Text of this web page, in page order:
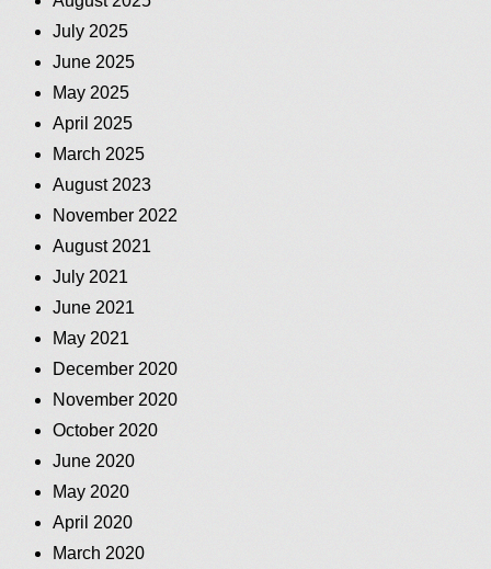
July 2025
June 2025
May 2025
April 2025
March 2025
August 2023
November 2022
August 2021
July 2021
June 2021
May 2021
December 2020
November 2020
October 2020
June 2020
May 2020
April 2020
March 2020